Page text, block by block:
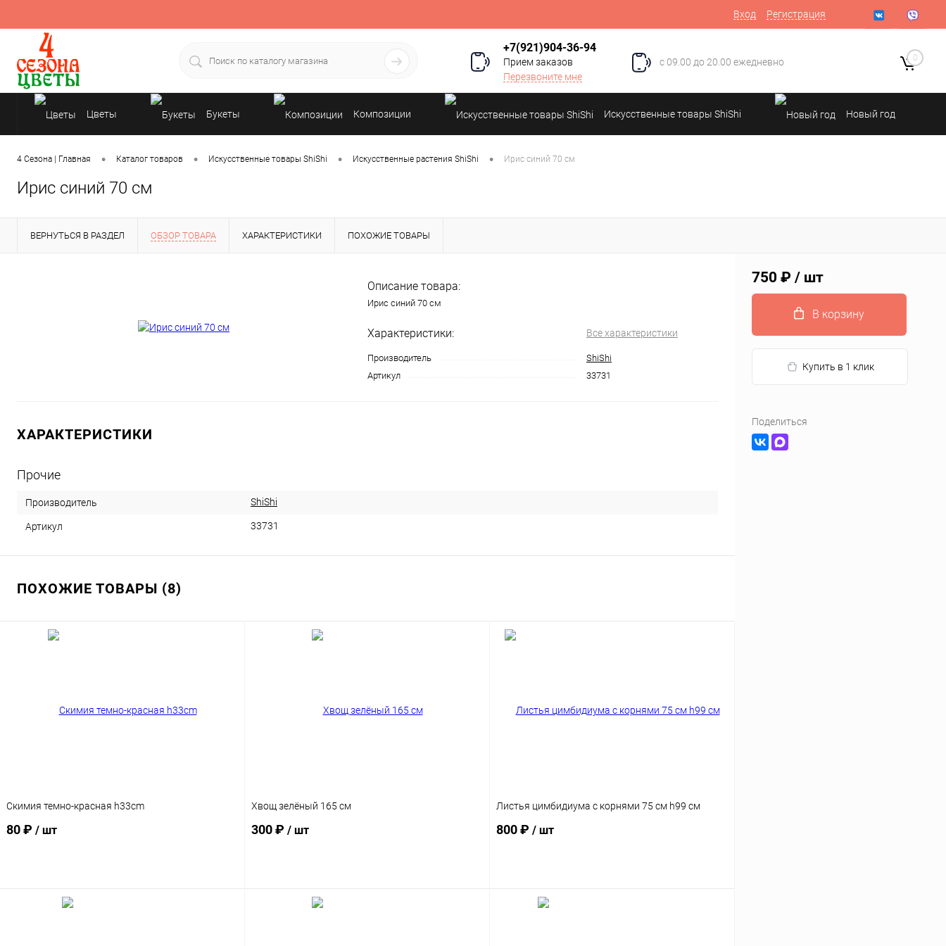
Вход Регистрация
+7(921)904-36-94
Прием заказов
Перезвоните мне
с 09.00 до 20.00 ежедневно 0
Цветы Букеты Композиции Искусственные товары ShiShi Новый год
Подарки
4 Сезона | Главная • Каталог товаров • Искусственные товары ShiShi • Искусственные растения ShiShi • Ирис синий 70 см
Ирис синий 70 см
ВЕРНУТЬСЯ В РАЗДЕЛ ОБЗОР ТОВАРА ХАРАКТЕРИСТИКИ ПОХОЖИЕ ТОВАРЫ
Описание товара:
Ирис синий 70 см
Характеристики: Все характеристики
Производитель
ShiShi
Артикул
33731
ХАРАКТЕРИСТИКИ
Прочие
Производитель ShiShi
Артикул 33731
ПОХОЖИЕ ТОВАРЫ (8)
Скимия темно-красная h33cm
80 ₽ / шт
В корзину
Хвощ зелёный 165 см
300 ₽ / шт
В корзину
Листья цимбидиума с корнями 75 см h99 см
800 ₽ / шт
В корзину
750 ₽ / шт
В корзину
Купить в 1 клик
Поделиться